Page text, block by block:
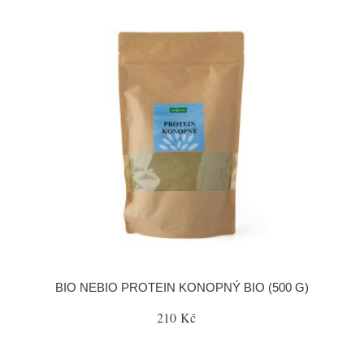
BIO NEBIO PROTEIN KONOPNÝ BIO (500 G)
210 Kč